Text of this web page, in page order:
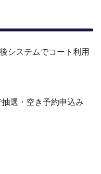
システムでコート利用
抽選・空き予約申込み